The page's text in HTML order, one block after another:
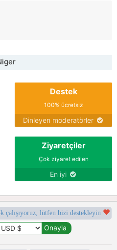
Destek
100% ücretsiz
Dinleyen moderatörler
Ziyaretçiler
Çok ziyaret edilen
En iyi
lütfen bizi destekleyin